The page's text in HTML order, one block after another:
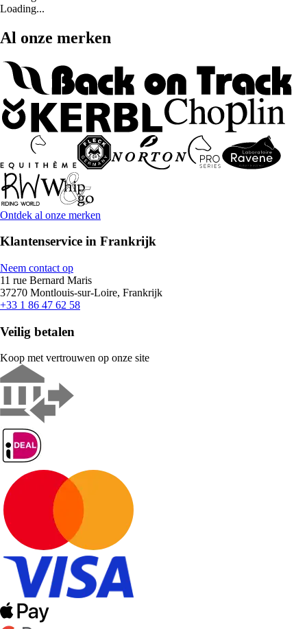
Loading...
Al onze merken
Ontdek al onze merken
Klantenservice in Frankrijk
Neem contact op
11 rue Bernard Maris
37270 Montlouis-sur-Loire, Frankrijk
+33 1 86 47 62 58
Veilig betalen
Koop met vertrouwen op onze site